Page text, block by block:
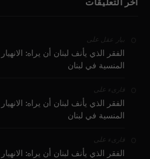
آخر التعليقات
بيار عقل على
الفقر الذي يأنف لبنان أن يراه:
المنسية في لبنان
قارىء على
الفقر الذي يأنف لبنان أن يراه:
المنسية في لبنان
قارىء على
الفقر الذي يأنف لبنان أن يراه: